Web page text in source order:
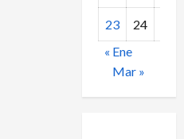
23 24
« Ene
Mar »